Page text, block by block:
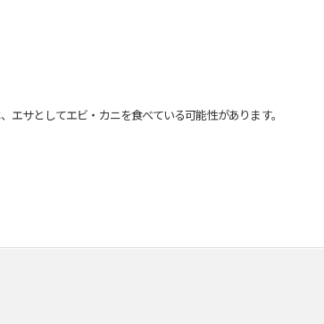
サとしてエビ・カニを食べている可能性があります。